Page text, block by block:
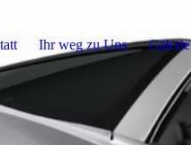
Ihr weg zu Uns Galerie